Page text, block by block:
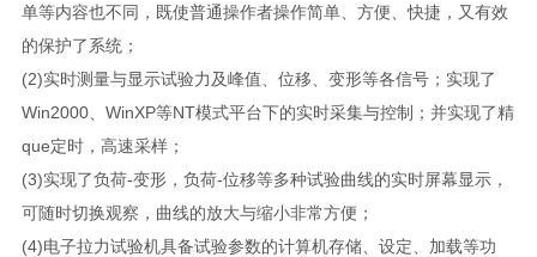
单等内容也不同，既使普通操作者操作简单、方便、快捷，又有效
的保护了系统；
(2)实时测量与显示试验力及峰值、位移、变形等各信号；实现了
Win2000、WinXP等NT模式平台下的实时采集与控制；并实现了精
que定时，高速采样；
(3)实现了负荷-变形，负荷-位移等多种试验曲线的实时屏幕显示，
可随时切换观察，曲线的放大与缩小非常方便；
(4)电子拉力试验机具备试验参数的计算机存储、设定、加载等功